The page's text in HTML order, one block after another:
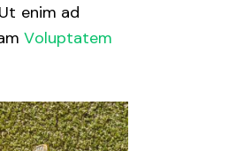
enim ad
Voluptatem